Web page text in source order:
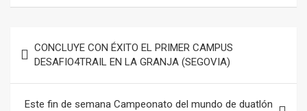
de
entradas
CONCLUYE CON ÉXITO EL PRIMER CAMPUS
DESAFIO4TRAIL EN LA GRANJA (SEGOVIA)
Este fin de semana Campeonato del mundo de duatlón